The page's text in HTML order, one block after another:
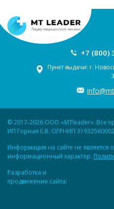
+7 (800)
Пункт выдачи: г.
© 2017-2026 ООО «MTleader». Все
ИП Горная Е.В. ОГРНИП
Информация на сайте не является
информационный характер.
Разработка и
продвижение сайта: